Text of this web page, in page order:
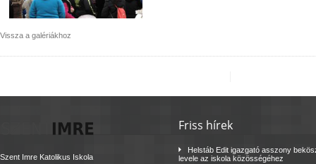
Vissza a galériákhoz
Szent Imre Katolikus Iskola
Friss hírek
Helstáb Edit igazgató asszony
levele az iskola közösségéhez